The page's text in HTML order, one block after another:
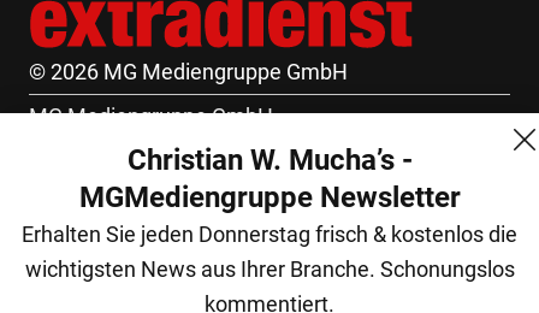
© 2026 MG Mediengruppe GmbH
MG Mediengruppe GmbH
Burgring 1/7
1010 Wien
+43 (1) 522 14 14
office@mgmedien.at
Christian W. Mucha’s -
MGMediengruppe Newsletter
Erhalten Sie jeden Donnerstag frisch & kostenlos die
wichtigsten News aus Ihrer Branche. Schonungslos
kommentiert.